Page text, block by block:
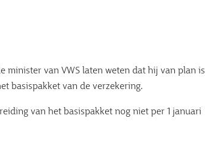
minister van VWS laten weten dat hij van plan is
basispakket van de verzekering.
van het basispakket nog niet per 1 januari